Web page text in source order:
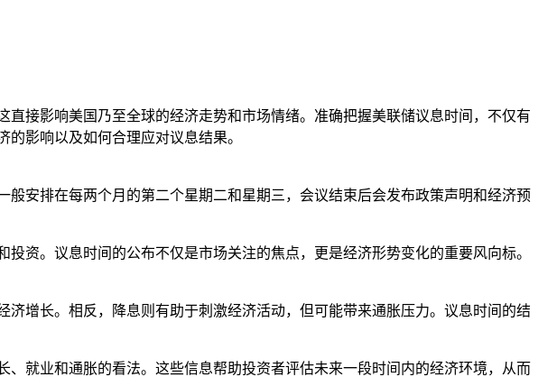
接影响美国乃至全球的经济走势和市场情绪。准确把握美联储议息时间，不仅有
影响以及如何合理应对议息结果。
安排在每两个月的第二个星期二和星期三，会议结束后会发布政策声明和经济预
资。议息时间的公布不仅是市场关注的焦点，更是经济形势变化的重要风向标。
增长。相反，降息则有助于刺激经济活动，但可能带来通胀压力。议息时间的结
就业和通胀的看法。这些信息帮助投资者评估未来一段时间内的经济环境，从而